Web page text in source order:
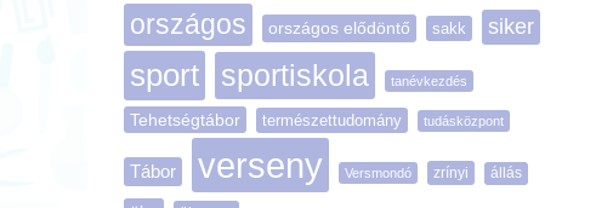
országos országos elődöntő sakk siker
sport sportiskola tanévkezdés
Tehetségtábor természettudomány tudásközpont
Tábor verseny Versmondó zrínyi állás